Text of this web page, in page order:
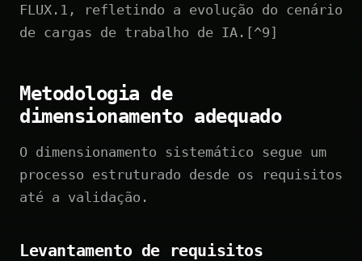
FLUX.1, refletindo a evolução do cenário
de cargas de trabalho de IA.[^9]
Metodologia de
dimensionamento adequado
O dimensionamento sistemático segue um
processo estruturado desde os requisitos
até a validação.
Levantamento de requisitos